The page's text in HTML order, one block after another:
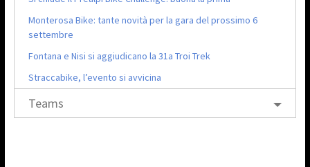
Monterosa Bike: tante novità per la gara del prossimo 6
settembre
Fontana e Nisi si aggiudicano la 31a Troi Trek
Straccabike, l’evento si avvicina
Teams